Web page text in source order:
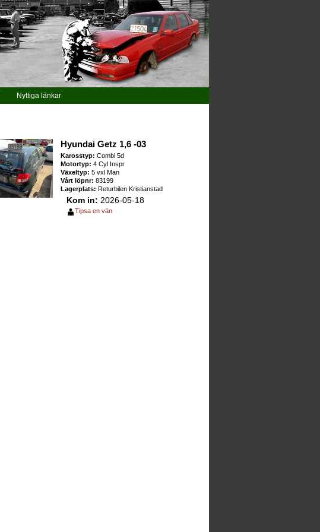
Nyttiga länkar
Hyundai Getz 1,6 -03
Karosstyp: Combi 5d
Motortyp: 4 Cyl Inspr
Växeltyp: 5 vxl Man
Vårt löpnr: 83199
Lagerplats: Returbilen Kristianstad
Kom in: 2026-05-18
Tipsa en vän